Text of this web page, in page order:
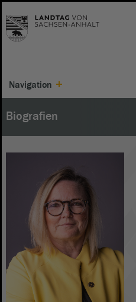
Navigation
Biografien